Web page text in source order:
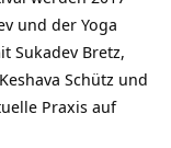
und der Yoga
Sukadev Bretz,
Schütz und
Praxis auf